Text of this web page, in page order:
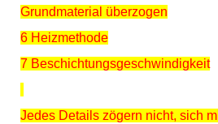
Grundmaterial überzogen
6 Heizmethode
7 Beschichtungsgeschwindigkeit
Jedes Details zögern nicht, sich